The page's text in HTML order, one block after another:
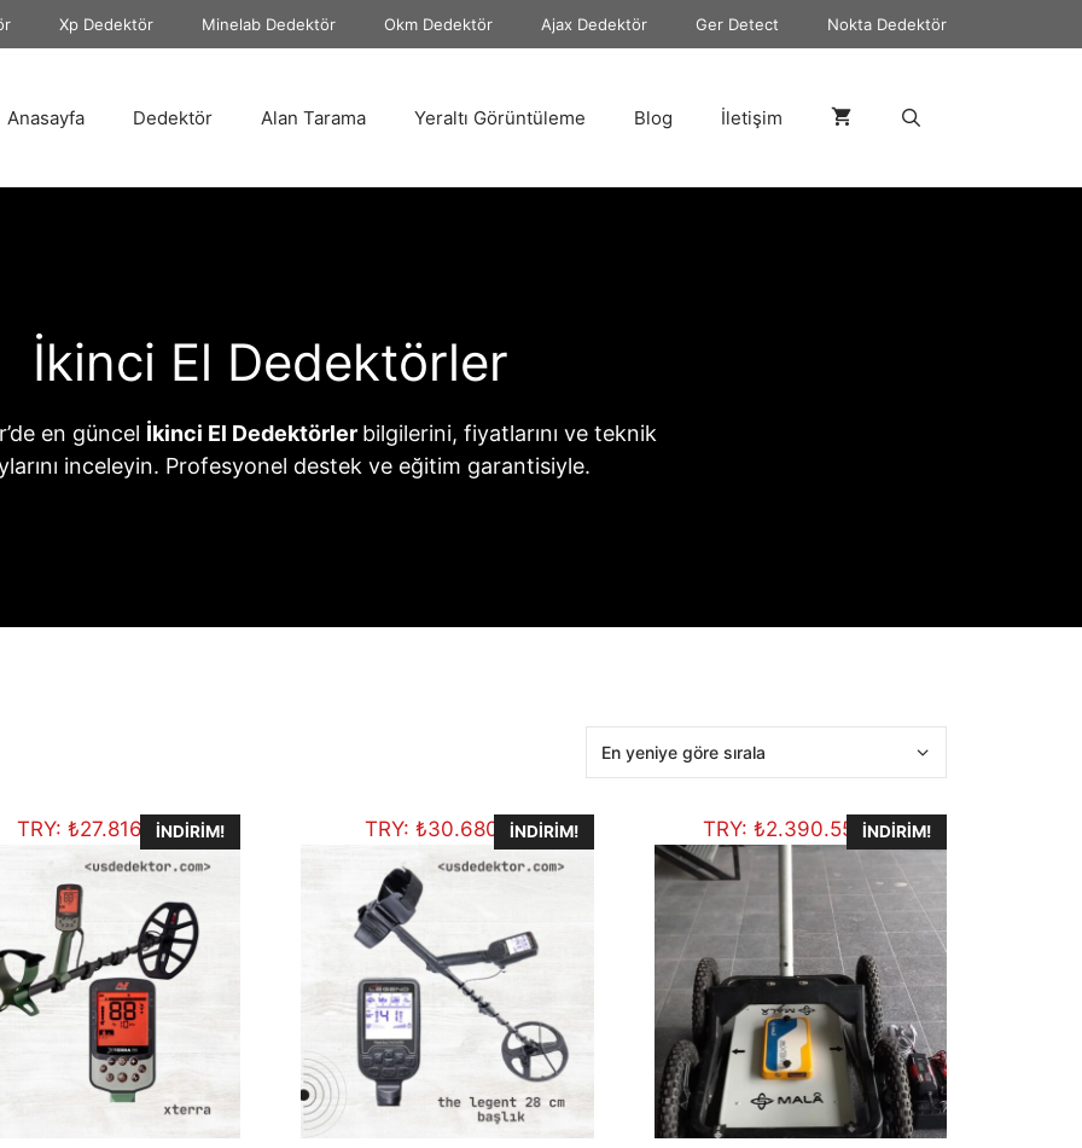
Xp Dedektör Minelab Dedektör Okm Dedektör Ajax Dedektör Ger Detect Nokta Dedektör
Anasayfa Dedektör Alan Tarama Yeraltı Görüntüleme Blog İletişim
İkinci El Dedektörler
en güncel İkinci El Dedektörler bilgilerini, fiyatlarını ve teknik
inceleyin. Profesyonel destek ve eğitim garantisiyle.
TRY:₺27.816,41İNDIRIM! TRY: ₺30.680,67İNDIRIM! TRY:₺2.390.558,80İNDIRIM!